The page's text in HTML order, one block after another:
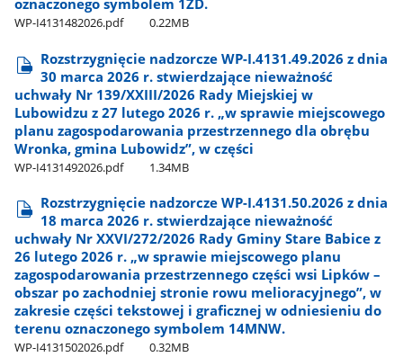
oznaczonego symbolem 1ZD.
WP-I4131482026.pdf 0.22MB
Rozstrzygnięcie nadzorcze WP-I.4131.49.2026 z dnia
30 marca 2026 r. stwierdzające nieważność
uchwały Nr 139/XXIII/2026 Rady Miejskiej w
Lubowidzu z 27 lutego 2026 r. „w sprawie miejscowego
planu zagospodarowania przestrzennego dla obrębu
Wronka, gmina Lubowidz”, w części
WP-I4131492026.pdf 1.34MB
Rozstrzygnięcie nadzorcze WP-I.4131.50.2026 z dnia
18 marca 2026 r. stwierdzające nieważność
uchwały Nr XXVI/272/2026 Rady Gminy Stare Babice z
26 lutego 2026 r. „w sprawie miejscowego planu
zagospodarowania przestrzennego części wsi Lipków –
obszar po zachodniej stronie rowu melioracyjnego”, w
zakresie części tekstowej i graficznej w odniesieniu do
terenu oznaczonego symbolem 14MNW.
WP-I4131502026.pdf 0.32MB